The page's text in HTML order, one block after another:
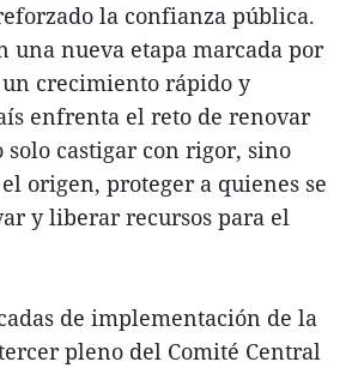
la confianza pública.
una nueva etapa marcada por
crecimiento rápido y
enfrenta el reto de renovar
solo castigar con rigor, sino
origen, proteger a quienes se
y liberar recursos para el
de implementación de la
pleno del Comité Central